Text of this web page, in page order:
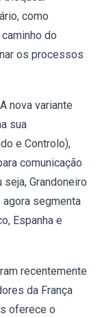
como
do
os processos
nova variante
sua
e Controlo),
comunicação
Grandoneiro
segmenta
Espanha e
recentemente
da França
oferece o